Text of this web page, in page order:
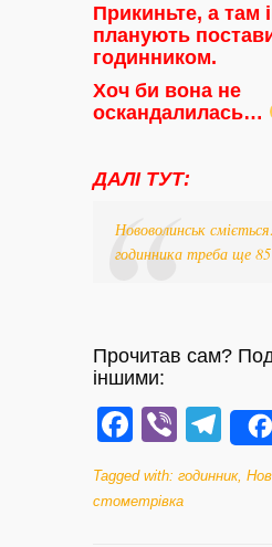
Прикиньте, а там
планують
годинником.
Хоч би вона не
оскандалилась…
ДАЛІ ТУТ:
Нововолинськ
годинника треба ще
Прочитав сам?
іншими:
Viber
Tagged with: годинник,
стометрівка